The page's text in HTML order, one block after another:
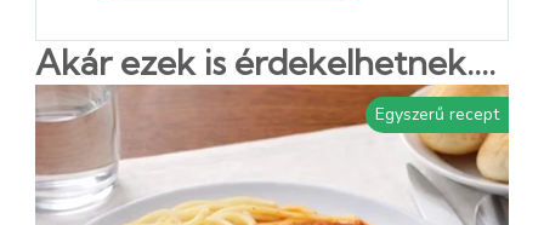
Akár ezek is érdekelhetnek....
Egyszerű recept